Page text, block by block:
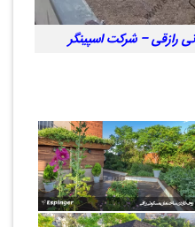
رازقی – شرکت اسپینگر